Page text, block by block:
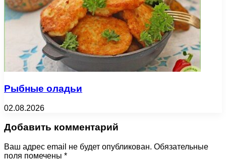
Рыбные оладьи
02.08.2026
Добавить комментарий
Ваш адрес email не будет опубликован. Обязательные
поля помечены *